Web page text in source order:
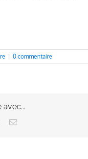
0 commentaire
avec...
WhatsApp
Email